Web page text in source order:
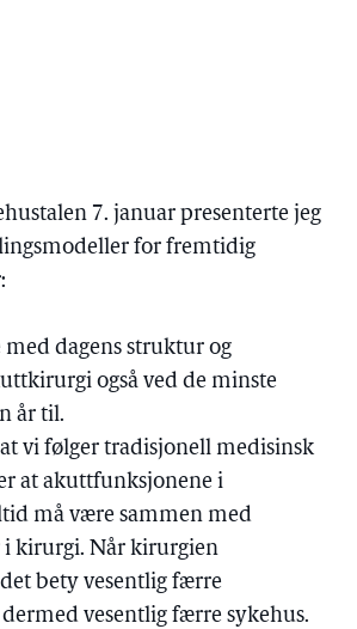
7. januar presenterte jeg
for fremtidig
dagens struktur og
også ved de minste
år til.
vi følger tradisjonell medisinsk
at akuttfunksjonene i
må være sammen med
kirurgi. Når kirurgien
bety vesentlig færre
vesentlig færre sykehus.